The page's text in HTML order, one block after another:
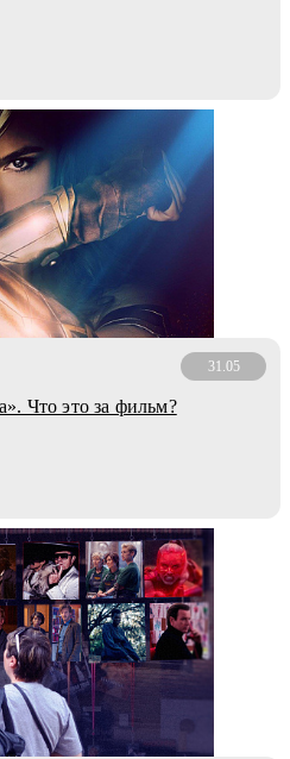
31.05
Что это за фильм?